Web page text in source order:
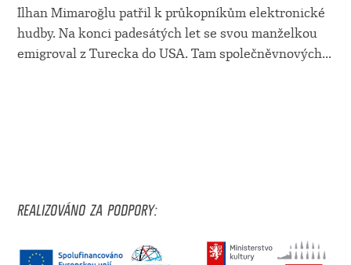
İlhan Mimaroğlu patřil k průkopníkům elektronické
hudby. Na konci padesátých let se svou manželkou
emigroval z Turecka do USA. Tam společněvnových...
REALIZOVÁNO ZA PODPORY: